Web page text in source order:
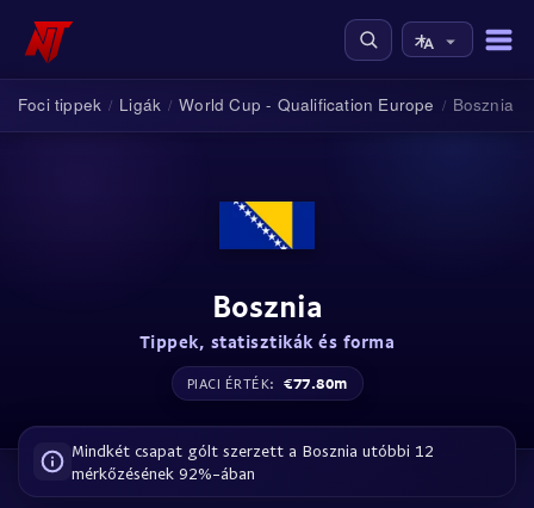
Foci tippek / Ligák / World Cup - Qualification Europe / Bosznia
Bosznia
Tippek, statisztikák és forma
PIACI ÉRTÉK: €77.80m
Mindkét csapat gólt szerzett a Bosznia utóbbi 12
mérkőzésének 92%-ában